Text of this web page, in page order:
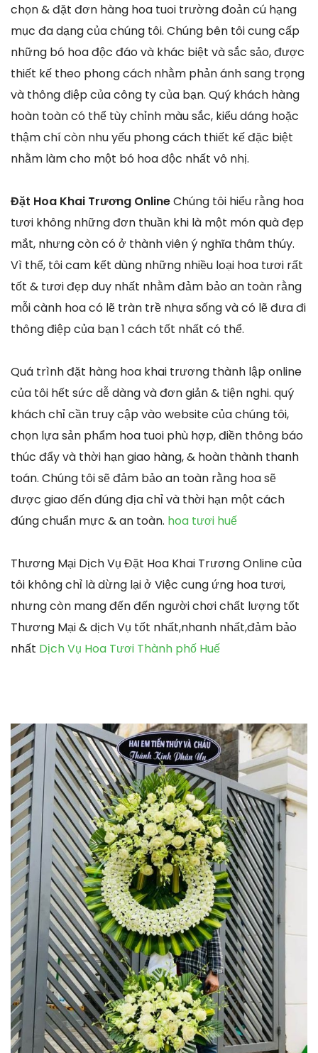
chọn & đặt đơn hàng hoa tuoi trường đoản cú hạng
mục đa dạng của chúng tôi. Chúng bên tôi cung cấp
những bó hoa độc đáo và khác biệt và sắc sảo, được
thiết kế theo phong cách nhằm phản ánh sang trọng
và thông điệp của công ty của bạn. Quý khách hàng
hoàn toàn có thể tùy chỉnh màu sắc, kiểu dáng hoặc
thậm chí còn nhu yếu phong cách thiết kế đặc biệt
nhằm làm cho một bó hoa độc nhất vô nhị.
Đặt Hoa Khai Trương OnlineChúng tôi hiểu rằng hoa
tươi không những đơn thuần khi là một món quà đẹp
mắt, nhưng còn có ở thành viên ý nghĩa thâm thúy.
Vì thế, tôi cam kết dùng những nhiều loại hoa tươi rất
tốt & tươi đẹp duy nhất nhằm đảm bảo an toàn rằng
mỗi cành hoa có lẽ tràn trề nhựa sống và có lẽ đưa đi
thông điệp của bạn 1 cách tốt nhất có thể.
Quá trình đặt hàng hoa khai trương thành lập online
của tôi hết sức dễ dàng và đơn giản & tiện nghi. quý
khách chỉ cần truy cập vào website của chúng tôi,
chọn lựa sản phẩm hoa tuoi phù hợp, điền thông báo
thúc đẩy và thời hạn giao hàng, & hoàn thành thanh
toán. Chúng tôi sẽ đảm bảo an toàn rằng hoa sẽ
được giao đến đúng địa chỉ và thời hạn một cách
đúng chuẩn mực & an toàn. hoa tươi huế
Thương Mại Dịch Vụ Đặt Hoa Khai Trương Online của
tôi không chỉ là dừng lại ở Việc cung ứng hoa tươi,
nhưng còn mang đến đến người chơi chất lượng tốt
Thương Mại & dịch Vụ tốt nhất,nhanh nhất,đảm bảo
nhất Dịch Vụ Hoa Tươi Thành phố Huế